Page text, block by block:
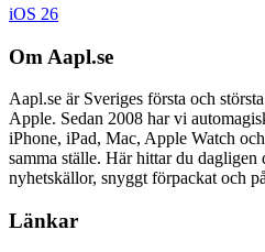
iOS 26
Om Aapl.se
Aapl.se är Sveriges första och
Apple. Sedan 2008 har vi
iPhone, iPad, Mac, Apple Watch
samma ställe. Här hittar du dagligen
nyhetskällor, snyggt förpackat och
Länkar